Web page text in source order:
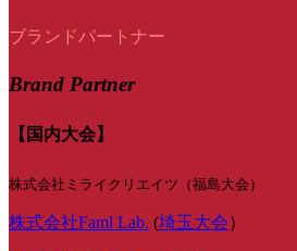
ブランドパートナー
Brand Partner
【国内大会】
株式会社ミライクリエイツ（福島大会）
株式会社Faml Lab. (埼玉大会）